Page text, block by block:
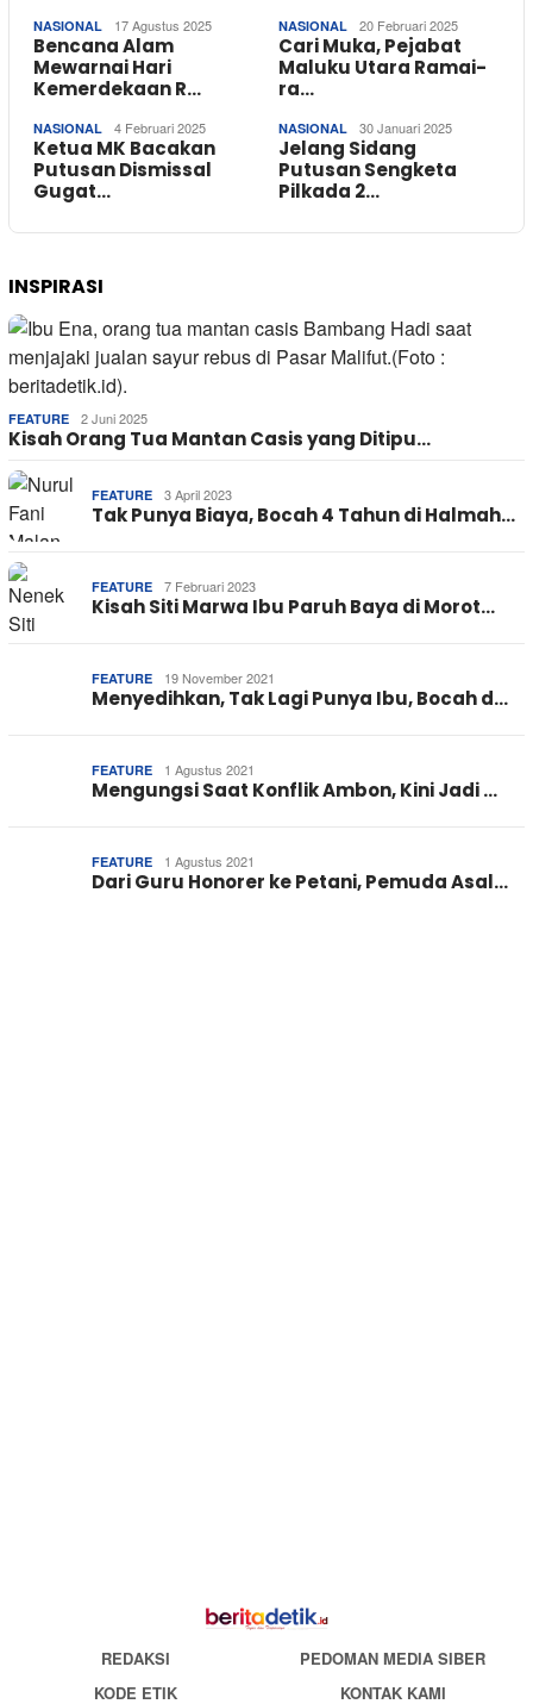
NASIONAL 17 Agustus 2025
Bencana Alam
Mewarnai Hari
Kemerdekaan R…
NASIONAL 20 Februari 2025
Cari Muka, Pejabat
Maluku Utara Ramai-
ra…
NASIONAL 4 Februari 2025
Ketua MK Bacakan
Putusan Dismissal
Gugat…
NASIONAL 30 Januari 2025
Jelang Sidang
Putusan Sengketa
Pilkada 2…
INSPIRASI
FEATURE 2 Juni 2025
Kisah Orang Tua Mantan Casis yang Ditipu…
FEATURE 3 April 2023
Tak Punya Biaya, Bocah 4 Tahun di Halmah…
FEATURE 7 Februari 2023
Kisah Siti Marwa Ibu Paruh Baya di Morot…
FEATURE 19 November 2021
Menyedihkan, Tak Lagi Punya Ibu, Bocah d…
FEATURE 1 Agustus 2021
Mengungsi Saat Konflik Ambon, Kini Jadi …
FEATURE 1 Agustus 2021
Dari Guru Honorer ke Petani, Pemuda Asal…
REDAKSI
PEDOMAN MEDIA SIBER
KODE ETIK
KONTAK KAMI